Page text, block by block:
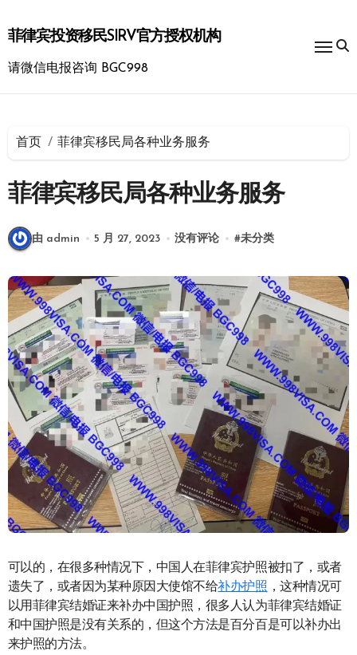
到
内
菲律宾投资移民SIRV官方授权机构
请微信电报咨询 BGC998
首页 菲律宾移民局各种业务服务
菲律宾移民局各种业务服务
由 admin 5 月 27, 2023 没有评论 #未分类
可以的，在很多种情况下，中国人在菲律宾护照被扣了，或者
遗失了，或者因为某种原因大使馆不给补办护照 ，这种情况可
以用菲律宾结婚证来补办中国护照，很多人认为菲律宾结婚证
和中国护照是没有关系的，但这个方法是百分百是可以补办出
来护照的方法。